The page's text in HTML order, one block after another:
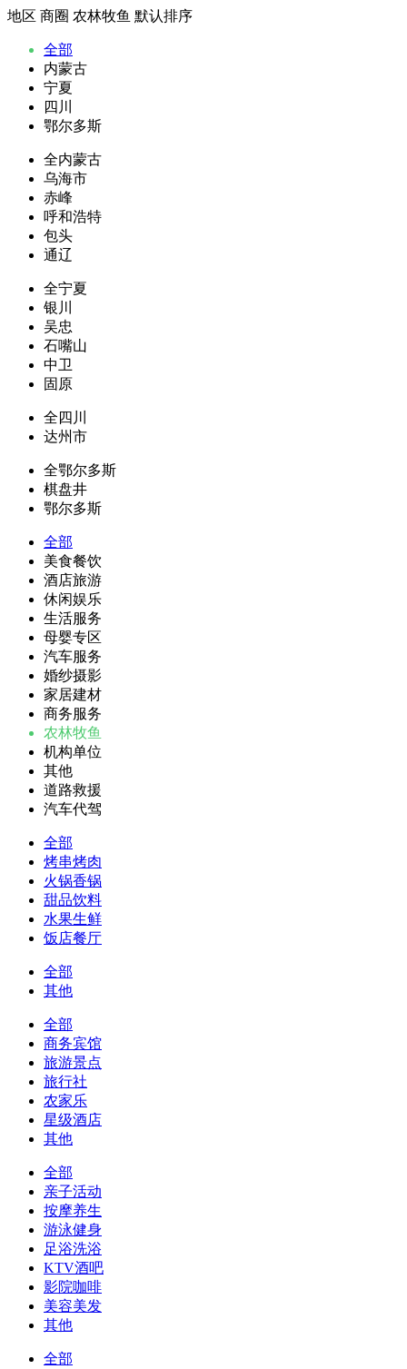
地区 商圈 农林牧鱼 默认排序
全部
内蒙古
宁夏
四川
鄂尔多斯
全内蒙古
乌海市
赤峰
呼和浩特
包头
通辽
全宁夏
银川
吴忠
石嘴山
中卫
固原
全四川
达州市
全鄂尔多斯
棋盘井
鄂尔多斯
全部
美食餐饮
酒店旅游
休闲娱乐
生活服务
母婴专区
汽车服务
婚纱摄影
家居建材
商务服务
农林牧鱼
机构单位
其他
道路救援
汽车代驾
全部
烤串烤肉
火锅香锅
甜品饮料
水果生鲜
饭店餐厅
全部
其他
全部
商务宾馆
旅游景点
旅行社
农家乐
星级酒店
其他
全部
亲子活动
按摩养生
游泳健身
足浴洗浴
KTV酒吧
影院咖啡
美容美发
其他
全部